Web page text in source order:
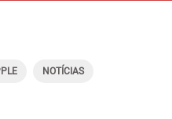
NOTÍCIAS